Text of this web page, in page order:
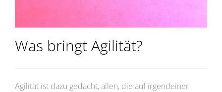
Was bringt Agilität?
Agilität ist dazu gedacht, allen, die auf irgendeiner